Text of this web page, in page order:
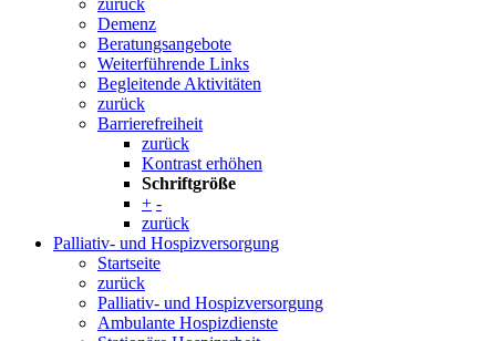
zurück
Demenz
Beratungsangebote
Weiterführende Links
Begleitende Aktivitäten
zurück
Barrierefreiheit
zurück
Kontrast erhöhen
Schriftgröße
+ -
zurück
Palliativ- und Hospizversorgung
Startseite
zurück
Palliativ- und Hospizversorgung
Ambulante Hospizdienste